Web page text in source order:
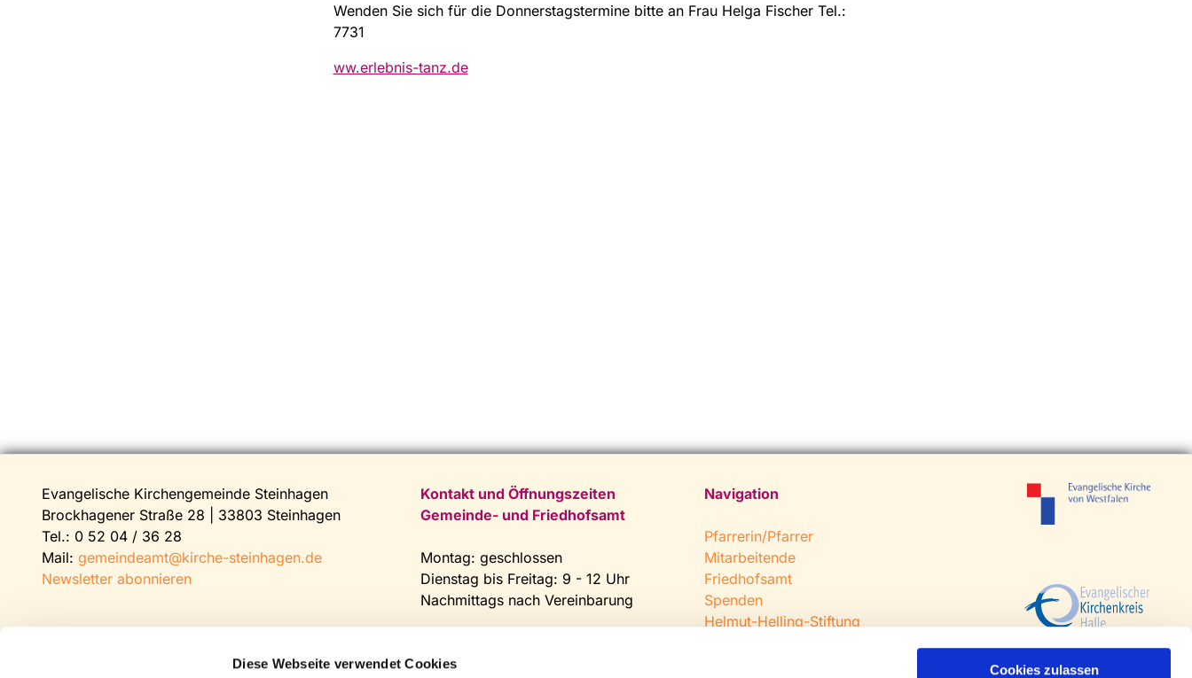
Diese Webseite verwendet Cookies Cookies zulassen
Wenden Sie sich für die Donnerstagstermine bitte an Frau Helga Fischer Tel.:
7731
ww.erlebnis-tanz.de
Evangelische Kirchengemeinde Steinhagen
Brockhagener Straße 28 | 33803 Steinhagen
Tel.: 0 52 04 / 36 28
Mail: gemeindeamt@kirche-steinhagen.de
Newsletter abonnieren
Kontakt und Öffnungszeiten
Gemeinde- und Friedhofsamt
Montag: geschlossen
Dienstag bis Freitag: 9 - 12 Uhr
Nachmittags nach Vereinbarung
Fax: 0 52 04 / 25 65
Navigation
Pfarrerin/Pfarrer
Mitarbeitende
Friedhofsamt
Spenden
Helmut-Helling-Stiftung